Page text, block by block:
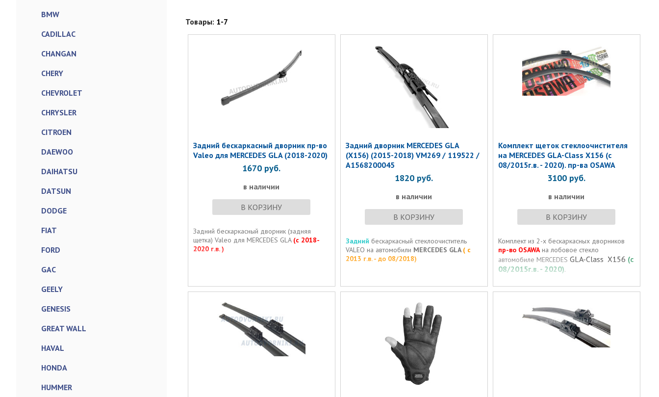
BMW
CADILLAC
CHANGAN
CHERY
CHEVROLET
CHRYSLER
CITROEN
DAEWOO
DAIHATSU
DATSUN
DODGE
FIAT
FORD
GAC
GEELY
GENESIS
GREAT WALL
HAVAL
HONDA
HUMMER
Товары: 1-7
Задний бескаркасный дворник пр-во
Valeo для MERCEDES GLA (2018-2020)
1670 руб.
в наличии
В КОРЗИНУ
Задний бескаркасный дворник (задняя
щетка) Valeo для MERCEDES GLA (с 2018-
2020 г.в. )
Задний дворник MERCEDES GLA
(X156) (2015-2018) VM269 / 119522 /
A1568200045
1820 руб.
в наличии
В КОРЗИНУ
Задний бескаркасный стеклоочиститель
VALEO на автомобили MERCEDES GLA( с
2013 г.в. - до 08/2018)
Комплект щеток стеклоочистителя
на MERCEDES GLA-Class X156 (с
08/2015г.в. - 2020). пр-ва OSAWA
3100 руб.
в наличии
В КОРЗИНУ
Комплект из 2-х бескаркасных дворников
пр-во OSAWAна лобовое стекло
автомобиле MERCEDES GLA-Class X156 (с
08/2015г.в. - 2020).